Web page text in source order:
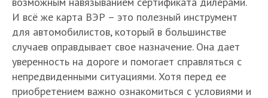
И всё же карта ВЭР – это полезный инструмент
для автомобилистов, который в большинстве
случаев оправдывает свое назначение. Она дает
уверенность на дороге и помогает справляться с
непредвиденными ситуациями. Хотя перед ее
приобретением важно ознакомиться с условиями и